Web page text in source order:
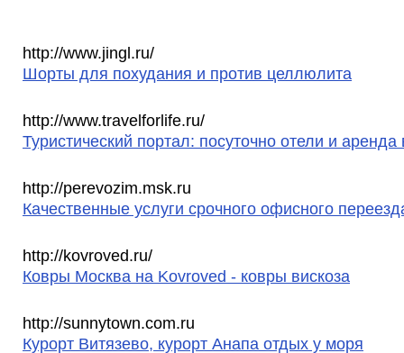
http://www.jingl.ru/
Шорты для похудания и против целлюлита
http://www.travelforlife.ru/
Туристический портал: посуточно отели и аренда
http://perevozim.msk.ru
Качественные услуги срочного офисного
http://kovroved.ru/
Ковры Москва на Kovroved - ковры вискоза
http://sunnytown.com.ru
Курорт Витязево, курорт Анапа отдых у моря